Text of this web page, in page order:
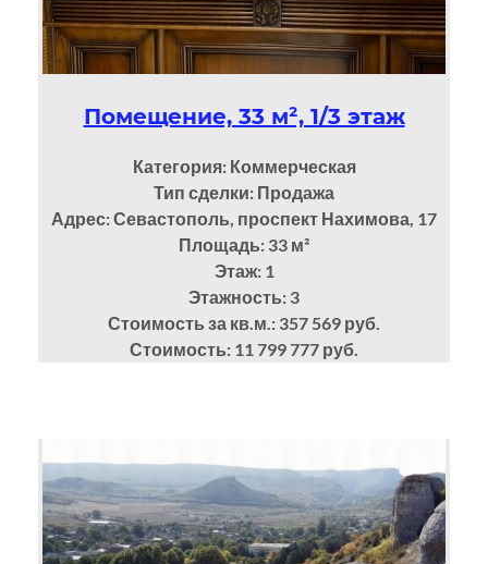
Помещение, 33 м², 1/3 этаж
Категория: Коммерческая
Тип сделки: Продажа
Адрес: Севастополь, проспект Нахимова, 17
Площадь: 33 м²
Этаж: 1
Этажность: 3
Стоимость за кв.м.: 357 569 руб.
Стоимость: 11 799 777 руб.